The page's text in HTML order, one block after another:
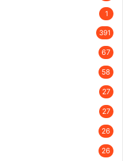
1
391
67
58
27
27
26
26